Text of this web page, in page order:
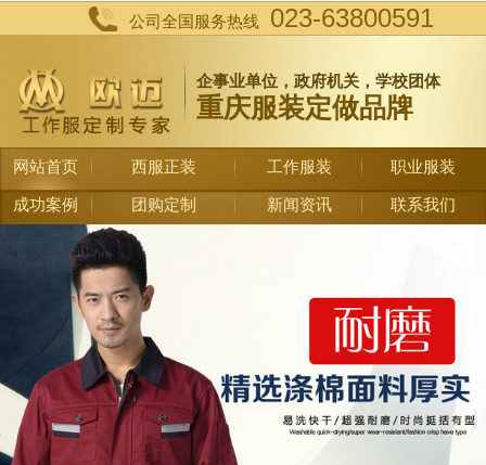
公司全国服务热线 023-63800591
企事业单位，政府机关，学校团体
重庆服装定做品牌
网站首页 西服正装 工作服装 职业服装
成功案例 团购定制 新闻资讯 联系我们